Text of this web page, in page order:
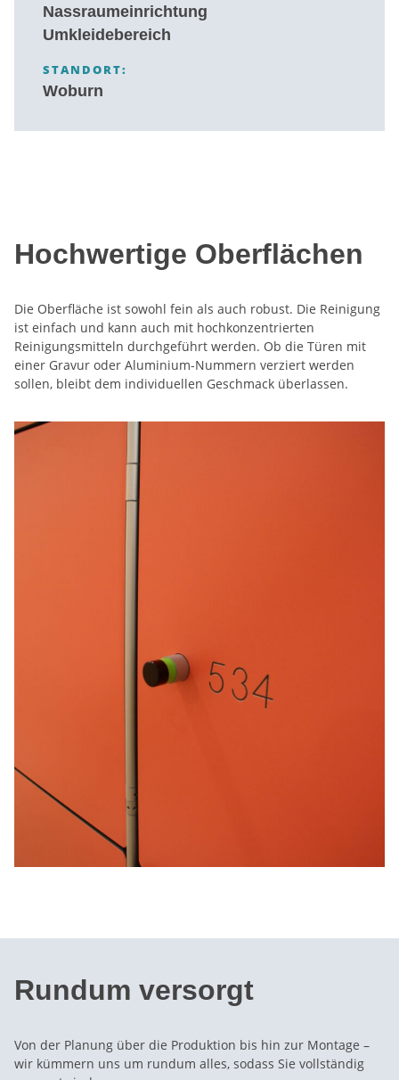
Nassraumeinrichtung
Umkleidebereich
STANDORT:
Woburn
Hochwertige Oberflächen
Die Oberfläche ist sowohl fein als auch robust. Die Reinigung
ist einfach und kann auch mit hochkonzentrierten
Reinigungsmitteln durchgeführt werden. Ob die Türen mit
einer Gravur oder Aluminium-Nummern verziert werden
sollen, bleibt dem individuellen Geschmack überlassen.
Rundum versorgt
Von der Planung über die Produktion bis hin zur Montage –
wir kümmern uns um rundum alles, sodass Sie vollständig